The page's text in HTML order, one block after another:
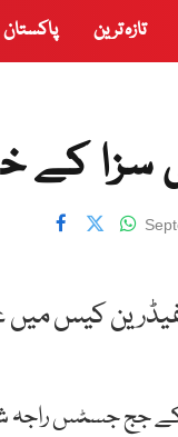
تازہ ترین پاکستان
کے
کیس
کے جج جسٹس